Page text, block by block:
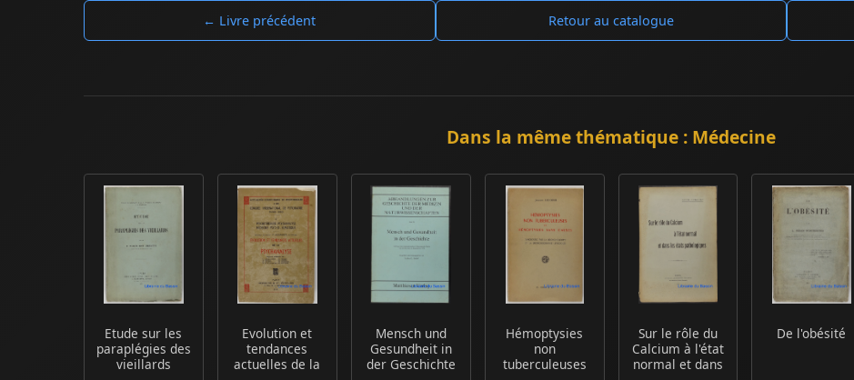
← Livre précédent Retour au catalogue
Dans la même thématique : Médecine
Etude sur les
paraplégies des
vieillards
Evolution et
tendances
actuelles de la
Mensch und
Gesundheit in
der Geschichte
Hémoptysies
non
tuberculeuses
Sur le rôle du
Calcium à l'état
normal et dans
De l'obésité